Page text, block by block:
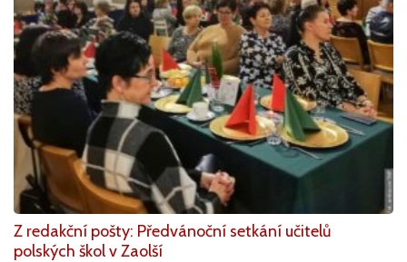
Z redakční pošty: Předvánoční setkání učitelů
polských škol v Zaolší